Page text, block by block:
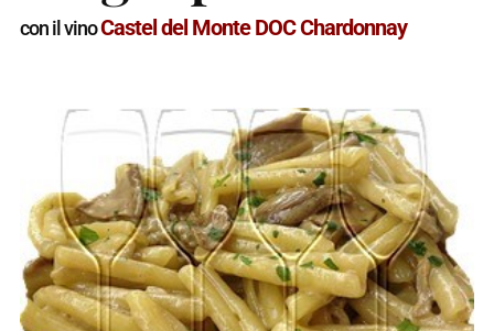
con il vinoCastel del Monte DOC Chardonnay